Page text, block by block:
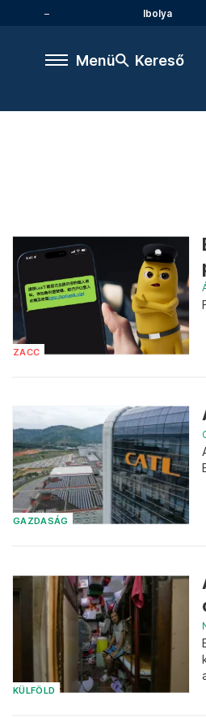
Ibolya
Menü Kereső
ZACC
GAZDASÁG
KÜLFÖLD